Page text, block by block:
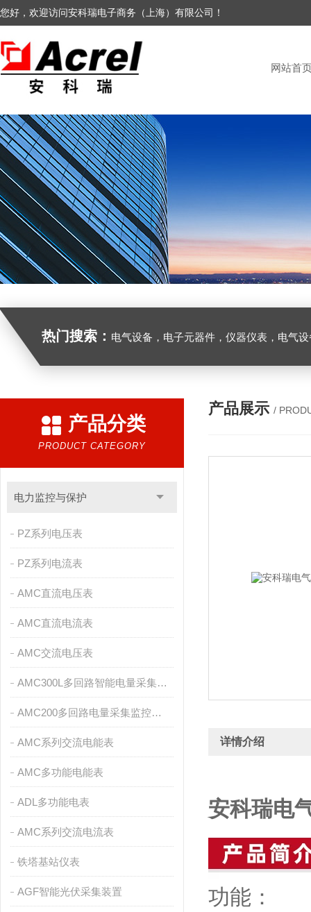
您好，欢迎访问安科瑞电子商务（上海）有限公司！
网站首
热门搜索： 电气设备，电子元器件，仪器仪表，电气
产品分类
PRODUCT CATEGORY
电力监控与保护
PZ系列电压表
PZ系列电流表
AMC直流电压表
AMC直流电流表
AMC交流电压表
AMC300L多回路智能电量采集监控装置
AMC200多回路电量采集监控装置
AMC系列交流电能表
AMC多功能电能表
ADL多功能电表
AMC系列交流电流表
铁塔基站仪表
AGF智能光伏采集装置
产品展示 /
详情介绍
安科瑞电
功能：